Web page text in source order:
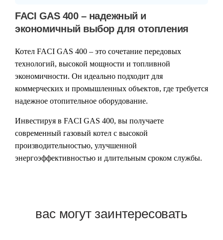
FACI GAS 400 – надежный и
экономичный выбор для отопления
Котел FACI GAS 400 – это сочетание передовых
технологий, высокой мощности и топливной
экономичности. Он идеально подходит для
коммерческих и промышленных объектов, где требуется
надежное отопительное оборудование.
Инвестируя в FACI GAS 400, вы получаете
современный газовый котел с высокой
производительностью, улучшенной
энергоэффективностью и длительным сроком службы.
вас могут заинтересовать